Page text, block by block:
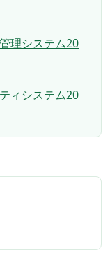
理システム20
ィシステム20